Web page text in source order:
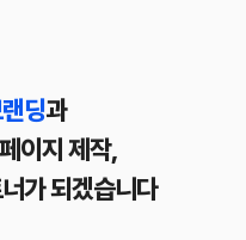
딩과
이지 제작,
가 되겠습니다